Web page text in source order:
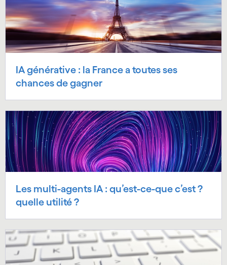
IA générative : la France a toutes ses
chances de gagner
Les multi-agents IA : qu’est-ce-que c’est ?
quelle utilité ?